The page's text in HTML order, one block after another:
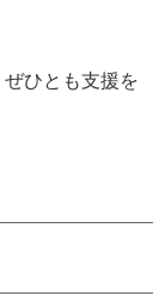
ひとも支援を